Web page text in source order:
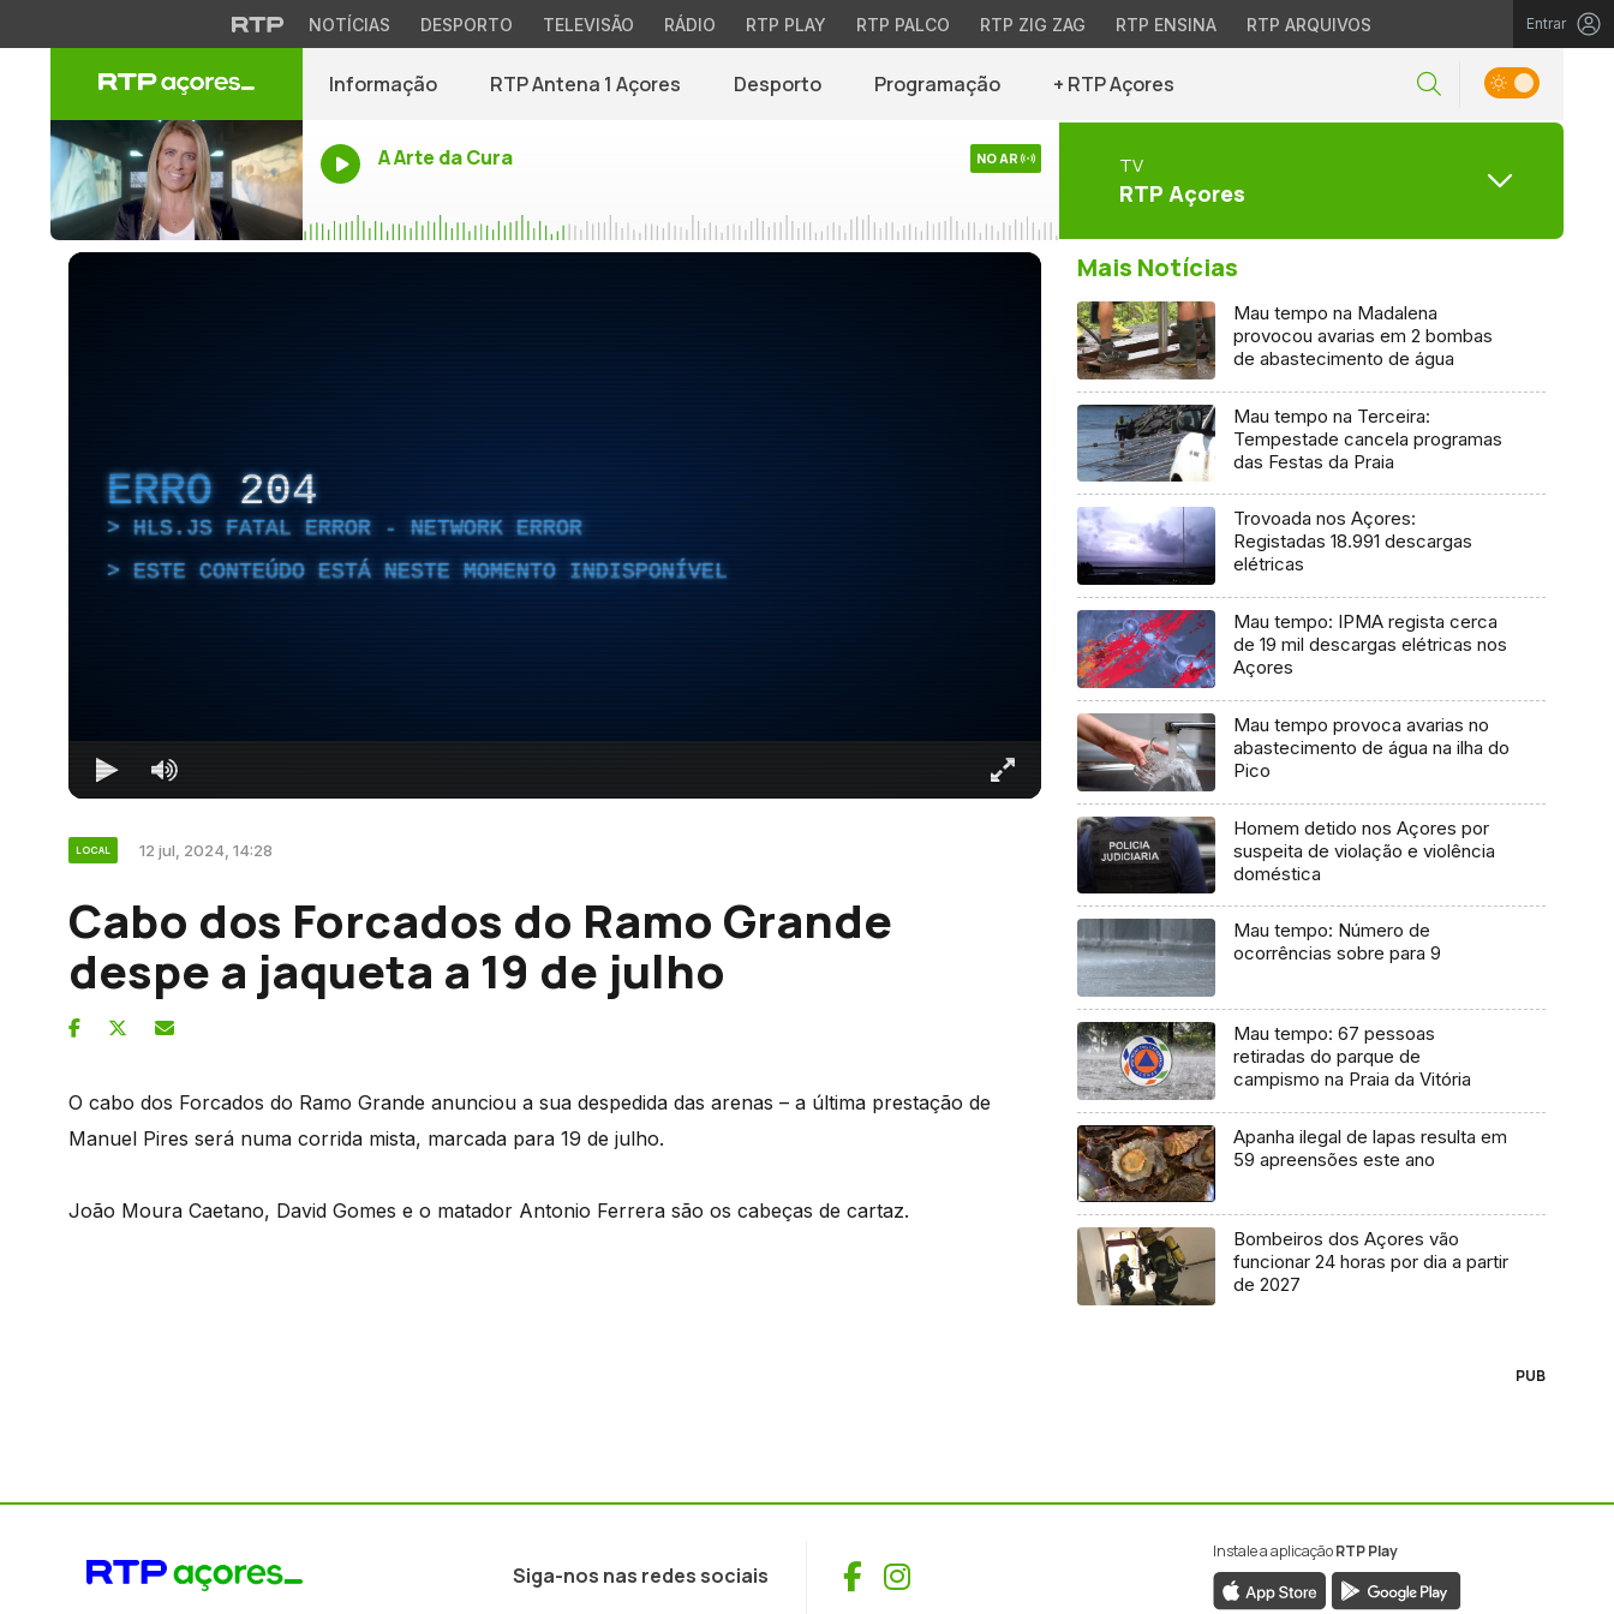
NOTÍCIAS DESPORTO TELEVISÃO RÁDIO RTP PLAY RTP PALCO RTP ZIG ZAG RTP ENSINA RTP ARQUIVOS Entrar
Informação RTP Antena 1 Açores Desporto Programação + RTP Açores
A Arte da Cura NO AR TV
RTP Açores
ERRO 204
HLS.JS FATAL ERROR - NETWORK ERROR
ESTE CONTEÚDO ESTÁ NESTE MOMENTO INDISPONÍVEL
LOCAL 12 jul, 2024, 14:28
Cabo dos Forcados do Ramo Grande
despe a jaqueta a 19 de julho
O cabo dos Forcados do Ramo Grande anunciou a sua despedida das arenas – a última prestação de
Manuel Pires será numa corrida mista, marcada para 19 de julho.
João Moura Caetano, David Gomes e o matador Antonio Ferrera são os cabeças de cartaz.
Mais Notícias
Mau tempo na Madalena
provocou avarias em 2 bombas
de abastecimento de água
Mau tempo na Terceira:
Tempestade cancela programas
das Festas da Praia
Trovoada nos Açores:
Registadas 18.991 descargas
elétricas
Mau tempo: IPMA regista cerca
de 19 mil descargas elétricas nos
Açores
Mau tempo provoca avarias no
abastecimento de água na ilha do
Pico
Homem detido nos Açores por
suspeita de violação e violência
doméstica
Mau tempo: Número de
ocorrências sobre para 9
Mau tempo: 67 pessoas
retiradas do parque de
campismo na Praia da Vitória
Apanha ilegal de lapas resulta em
59 apreensões este ano
Bombeiros dos Açores vão
funcionar 24 horas por dia a partir
de 2027
PUB
Siga-nos nas redes sociais Facebook
Instagram
Instale a aplicaçãoRTP Play